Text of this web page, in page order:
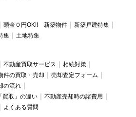
頭金０円OK!! 新築物件
新築戸建特集
集 土地特集
不動産買取サービス
相続対策
件の買取・売却
売却査定フォーム
の流れ
買取」の違い
不動産売却時の諸費用
よくある質問